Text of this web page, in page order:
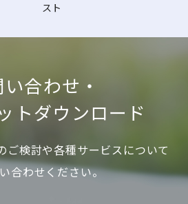
スト
合わせ・
トダウンロード
検討や各種サービスについて
合わせください。